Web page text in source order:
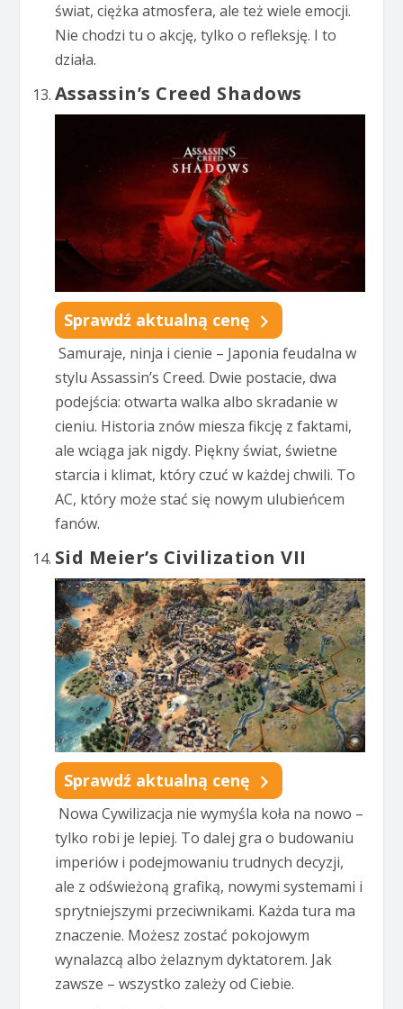
świat, ciężka atmosfera, ale też wiele emocji.
Nie chodzi tu o akcję, tylko o refleksję. I to
działa.
Assassin’s Creed Shadows
Sprawdź aktualną cenę
Samuraje, ninja i cienie – Japonia feudalna w
stylu Assassin’s Creed. Dwie postacie, dwa
podejścia: otwarta walka albo skradanie w
cieniu. Historia znów miesza fikcję z faktami,
ale wciąga jak nigdy. Piękny świat, świetne
starcia i klimat, który czuć w każdej chwili. To
AC, który może stać się nowym ulubieńcem
fanów.
Sid Meier’s Civilization VII
Sprawdź aktualną cenę
Nowa Cywilizacja nie wymyśla koła na nowo –
tylko robi je lepiej. To dalej gra o budowaniu
imperiów i podejmowaniu trudnych decyzji,
ale z odświeżoną grafiką, nowymi systemami i
sprytniejszymi przeciwnikami. Każda tura ma
znaczenie. Możesz zostać pokojowym
wynalazcą albo żelaznym dyktatorem. Jak
zawsze – wszystko zależy od Ciebie.